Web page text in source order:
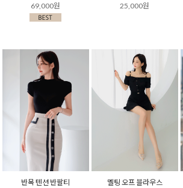
69,000원
25,000원
반목 텐션 반팔티
멜팅 오프 블라우스